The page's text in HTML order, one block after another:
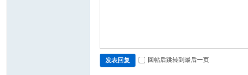
发表回复 回帖后跳转到最后一页